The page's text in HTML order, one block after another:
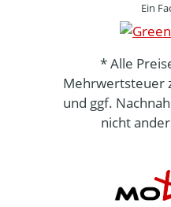
Ein
* Alle
Mehrwertsteuer
und ggf.
nicht